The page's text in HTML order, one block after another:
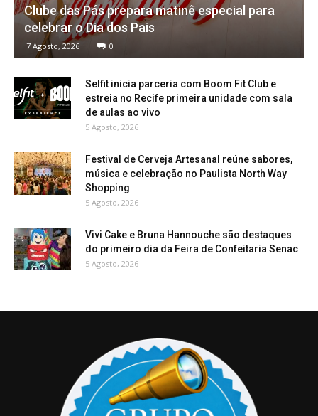
Clube das Pás prepara matinê especial para
celebrar o Dia dos Pais
7 Agosto, 2026 0
Selfit inicia parceria com Boom Fit Club e
estreia no Recife primeira unidade com sala
de aulas ao vivo
5 Agosto, 2026
Festival de Cerveja Artesanal reúne sabores,
música e celebração no Paulista North Way
Shopping
5 Agosto, 2026
Vivi Cake e Bruna Hannouche são destaques
do primeiro dia da Feira de Confeitaria Senac
5 Agosto, 2026